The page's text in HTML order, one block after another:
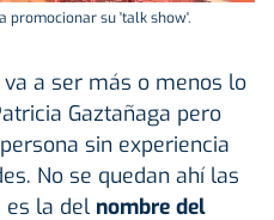
promocionar su 'talk show'.
a ser más o menos lo
Gaztañaga pero
sin experiencia
No se quedan ahí las
es la del nombre del